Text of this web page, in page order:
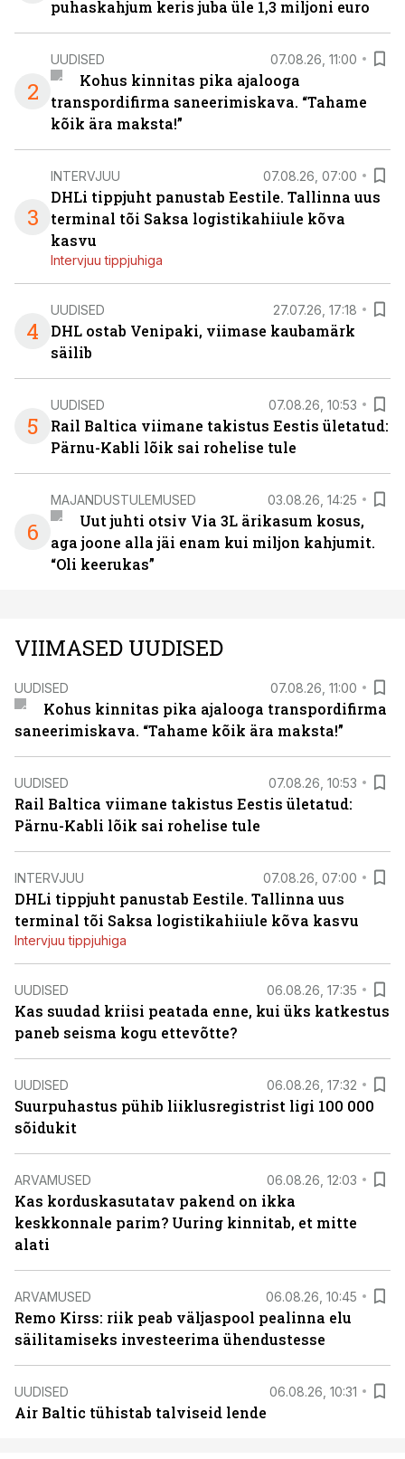
puhaskahjum keris juba üle 1,3 miljoni euro
2
UUDISED 07.08.26, 11:00
Kohus kinnitas pika ajalooga
transpordifirma saneerimiskava. “Tahame
kõik ära maksta!”
3
INTERVJUU 07.08.26, 07:00
DHLi tippjuht panustab Eestile. Tallinna uus
terminal tõi Saksa logistikahiiule kõva
kasvu
Intervjuu tippjuhiga
4
UUDISED 27.07.26, 17:18
DHL ostab Venipaki, viimase kaubamärk
säilib
5
UUDISED 07.08.26, 10:53
Rail Baltica viimane takistus Eestis ületatud:
Pärnu-Kabli lõik sai rohelise tule
6
MAJANDUSTULEMUSED 03.08.26, 14:25
Uut juhti otsiv Via 3L ärikasum kosus,
aga joone alla jäi enam kui miljon kahjumit.
“Oli keerukas”
VIIMASED UUDISED
UUDISED 07.08.26, 11:00
Kohus kinnitas pika ajalooga transpordifirma
saneerimiskava. “Tahame kõik ära maksta!”
UUDISED 07.08.26, 10:53
Rail Baltica viimane takistus Eestis ületatud:
Pärnu-Kabli lõik sai rohelise tule
INTERVJUU 07.08.26, 07:00
DHLi tippjuht panustab Eestile. Tallinna uus
terminal tõi Saksa logistikahiiule kõva kasvu
Intervjuu tippjuhiga
UUDISED 06.08.26, 17:35
Kas suudad kriisi peatada enne, kui üks katkestus
paneb seisma kogu ettevõtte?
UUDISED 06.08.26, 17:32
Suurpuhastus pühib liiklusregistrist ligi 100 000
sõidukit
ARVAMUSED 06.08.26, 12:03
Kas korduskasutatav pakend on ikka
keskkonnale parim? Uuring kinnitab, et mitte
alati
ARVAMUSED 06.08.26, 10:45
Remo Kirss: riik peab väljaspool pealinna elu
säilitamiseks investeerima ühendustesse
UUDISED 06.08.26, 10:31
Air Baltic tühistab talviseid lende